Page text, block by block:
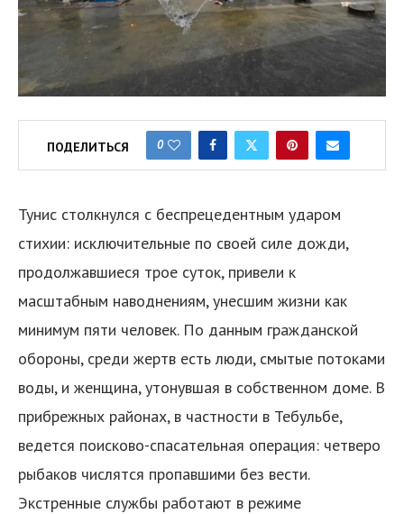
ПОДЕЛИТЬСЯ 0
Тунис столкнулся с беспрецедентным ударом
стихии: исключительные по своей силе дожди,
продолжавшиеся трое суток, привели к
масштабным наводнениям, унесшим жизни как
минимум пяти человек. По данным гражданской
обороны, среди жертв есть люди, смытые потоками
воды, и женщина, утонувшая в собственном доме. В
прибрежных районах, в частности в Тебульбе,
ведется поисково-спасательная операция: четверо
рыбаков числятся пропавшими без вести.
Экстренные службы работают в режиме